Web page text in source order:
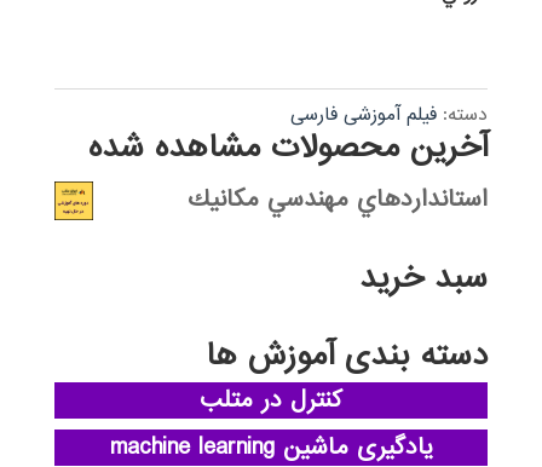
دسته: فیلم آموزشی فارسی
آخرین محصولات مشاهده شده
استانداردهاي مهندسي مكانيك
سبد خرید
دسته بندی آموزش ها
کنترل در متلب
یادگیری ماشین machine learning